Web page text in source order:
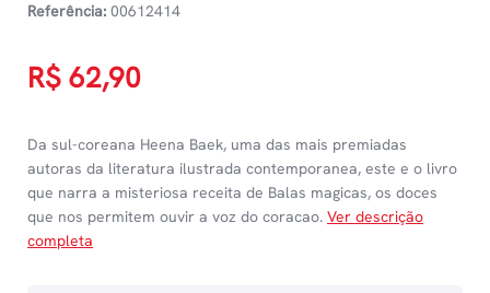
Referência: 00612414
R$ 62,90
Da sul-coreana Heena Baek, uma das mais premiadas
autoras da literatura ilustrada contemporanea, este e o livro
que narra a misteriosa receita de Balas magicas, os doces
que nos permitem ouvir a voz do coracao. Ver descrição
completa